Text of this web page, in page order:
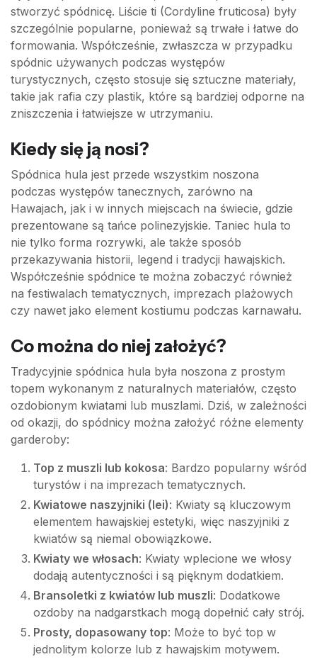
stworzyć spódnicę. Liście ti (Cordyline fruticosa) były
szczególnie popularne, ponieważ są trwałe i łatwe do
formowania. Współcześnie, zwłaszcza w przypadku
spódnic używanych podczas występów
turystycznych, często stosuje się sztuczne materiały,
takie jak rafia czy plastik, które są bardziej odporne na
zniszczenia i łatwiejsze w utrzymaniu.
Kiedy się ją nosi?
Spódnica hula jest przede wszystkim noszona
podczas występów tanecznych, zarówno na
Hawajach, jak i w innych miejscach na świecie, gdzie
prezentowane są tańce polinezyjskie. Taniec hula to
nie tylko forma rozrywki, ale także sposób
przekazywania historii, legend i tradycji hawajskich.
Współcześnie spódnice te można zobaczyć również
na festiwalach tematycznych, imprezach plażowych
czy nawet jako element kostiumu podczas karnawału.
Co można do niej założyć?
Tradycyjnie spódnica hula była noszona z prostym
topem wykonanym z naturalnych materiałów, często
ozdobionym kwiatami lub muszlami. Dziś, w zależności
od okazji, do spódnicy można założyć różne elementy
garderoby:
Top z muszli lub kokosa: Bardzo popularny wśród
turystów i na imprezach tematycznych.
Kwiatowe naszyjniki (lei): Kwiaty są kluczowym
elementem hawajskiej estetyki, więc naszyjniki z
kwiatów są niemal obowiązkowe.
Kwiaty we włosach: Kwiaty wplecione we włosy
dodają autentyczności i są pięknym dodatkiem.
Bransoletki z kwiatów lub muszli: Dodatkowe
ozdoby na nadgarstkach mogą dopełnić cały strój.
Prosty, dopasowany top: Może to być top w
jednolitym kolorze lub z hawajskim motywem.